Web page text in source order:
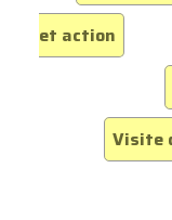
et action
Visite